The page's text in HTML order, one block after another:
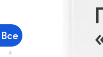
Все
А